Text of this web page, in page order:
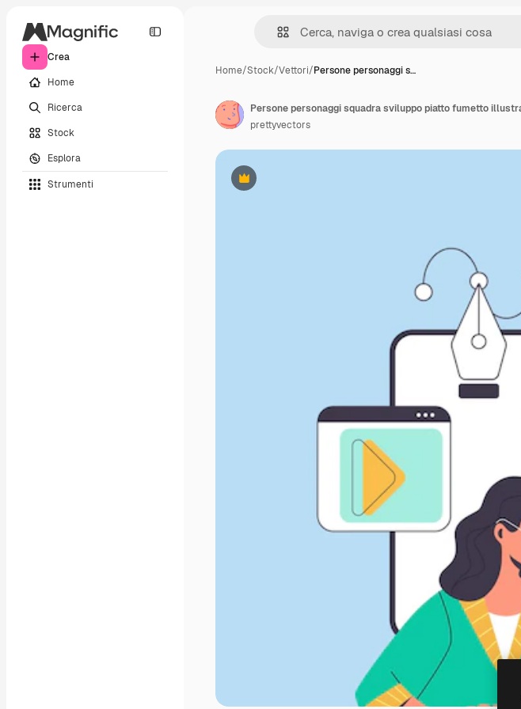
Crea
Home
Ricerca
Stock
Esplora
Strumenti
Home/Stock/Vettori/Persone personaggi s…
Premium
Persone personaggi squadra sviluppo piatto fumetto
prettyvectors